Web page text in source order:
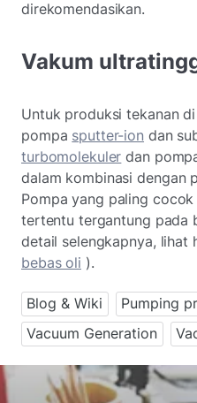
direkomendasikan.
Vakum
Untuk produksi tekanan
pompa sputter-ion dan
turbomolekuler dan
dalam kombinasi dengan
Pompa yang paling
tertentu tergantung pada
detail selengkapnya, lihat
bebas oli ).
Blog & Wiki
Pumping
Vacuum Generation